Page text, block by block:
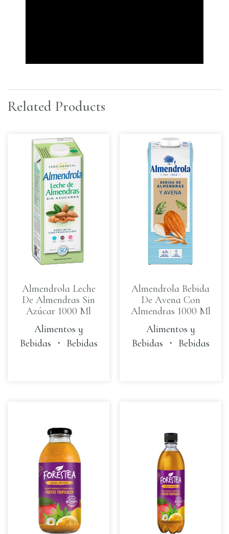
Related Products
Almendrola Leche
De Almendras Sin
Azúcar 1000 Ml
Alimentos y
Bebidas ・ Bebidas
Almendrola Bebida
De Avena Con
Almendras 1000 Ml
Alimentos y
Bebidas ・ Bebidas